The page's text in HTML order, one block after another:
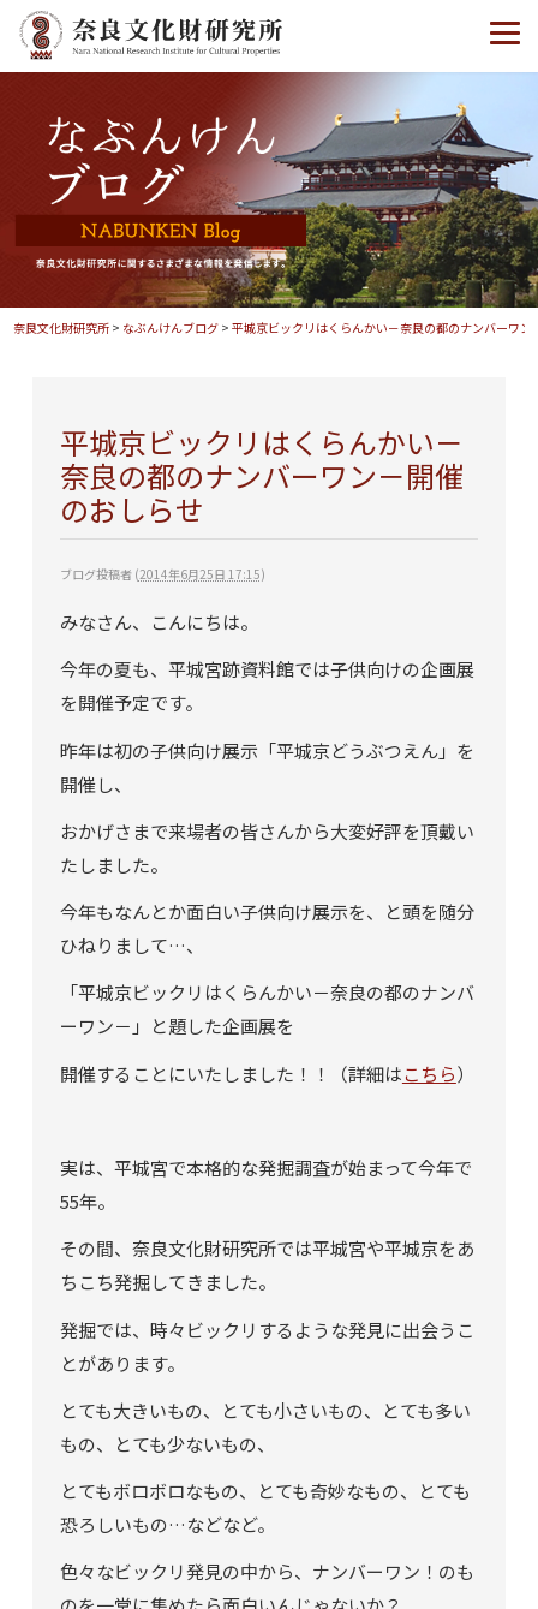
奈良文化財研究所 > なぶんけんブログ >平城京ビックリはくらんかい－奈良の都のナンバーワン
平城京ビックリはくらんかい－
奈良の都のナンバーワン－開催
のおしらせ
ブログ投稿者(2014年6月25日 17:15)
みなさん、こんにちは。
今年の夏も、平城宮跡資料館では子供向けの企画展
を開催予定です。
昨年は初の子供向け展示「平城京どうぶつえん」を
開催し、
おかげさまで来場者の皆さんから大変好評を頂戴い
たしました。
今年もなんとか面白い子供向け展示を、と頭を随分
ひねりまして…、
「平城京ビックリはくらんかい－奈良の都のナンバ
ーワン－」と題した企画展を
開催することにいたしました！！（詳細はこちら）
実は、平城宮で本格的な発掘調査が始まって今年で
55年。
その間、奈良文化財研究所では平城宮や平城京をあ
ちこち発掘してきました。
発掘では、時々ビックリするような発見に出会うこ
とがあります。
とても大きいもの、とても小さいもの、とても多い
もの、とても少ないもの、
とてもボロボロなもの、とても奇妙なもの、とても
恐ろしいもの…などなど。
色々なビックリ発見の中から、ナンバーワン！のも